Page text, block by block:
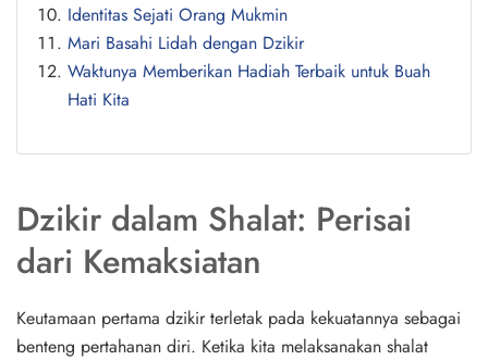
Identitas Sejati Orang Mukmin
Mari Basahi Lidah dengan Dzikir
Waktunya Memberikan Hadiah Terbaik untuk Buah
Hati Kita
Dzikir dalam Shalat: Perisai
dari Kemaksiatan
Keutamaan pertama dzikir terletak pada kekuatannya sebagai
benteng pertahanan diri. Ketika kita melaksanakan shalat